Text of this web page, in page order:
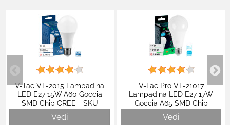
V-Tac VT-2015 Lampadina
LED E27 15W A60 Goccia
SMD Chip CREE - SKU
2144536 / 2144546 / 2144556
Vedi
V-Tac Pro VT-21017
Lampadina LED E27 17W
Goccia A65 SMD Chip
Samsung - SKU 23687 / 23214
/ 23215
Vedi